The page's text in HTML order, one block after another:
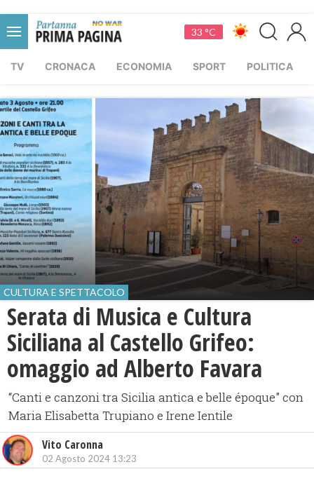
33 °C
TV CRONACA ECONOMIA SPORT POLITICA
CULTURA E SPETTACOLO
Serata di Musica e Cultura
Siciliana al Castello Grifeo:
omaggio ad Alberto Favara
“Canti e canzoni tra Sicilia antica e belle époque" con
Maria Elisabetta Trupiano e Irene Ientile
Vito Caronna
02 Agosto 2024 13:23